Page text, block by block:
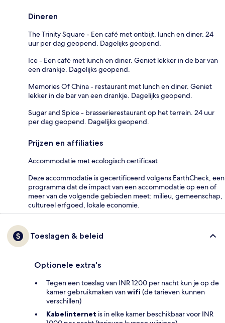
Dineren
The Trinity Square - Een café met ontbijt, lunch en diner. 24
uur per dag geopend. Dagelijks geopend.
Ice - Een café met lunch en diner. Geniet lekker in de bar van
een drankje. Dagelijks geopend.
Memories Of China - restaurant met lunch en diner. Geniet
lekker in de bar van een drankje. Dagelijks geopend.
Sugar and Spice - brasserierestaurant op het terrein. 24 uur
per dag geopend. Dagelijks geopend.
Prijzen en affiliaties
Accommodatie met ecologisch certificaat
Deze accommodatie is gecertificeerd volgens EarthCheck, een
programma dat de impact van een accommodatie op een of
meer van de volgende gebieden meet: milieu, gemeenschap,
cultureel erfgoed, lokale economie.
Toeslagen & beleid
Optionele extra's
Tegen een toeslag van INR 1200 per nacht kun je op de
kamer gebruikmaken vanwifi (de tarieven kunnen
verschillen)
Kabelinternet is in elke kamer beschikbaar voor INR